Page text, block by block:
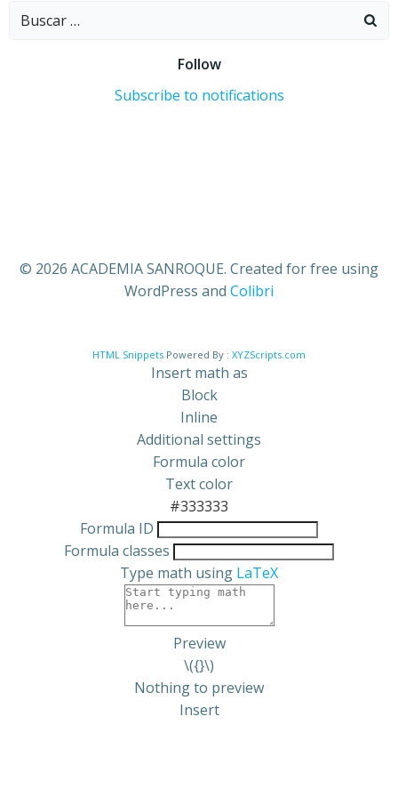
Buscar:
Follow
Subscribe to notifications
© 2026 ACADEMIA SANROQUE. Created for free using
WordPress and Colibri
HTML Snippets Powered By : XYZScripts.com
Insert math as
Block
Inline
Additional settings
Formula color
Text color
#333333
Formula ID
Formula classes
Type math using LaTeX
Preview
\({}\)
Nothing to preview
Insert